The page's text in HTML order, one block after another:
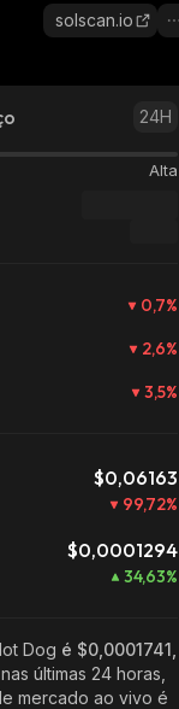
solscan.io
24H
Alta
0,7%
2,6%
3,5%
$0,06163
99,72%
$0,0001294
34,63%
Dog é $0,0001741,
nas últimas 24 horas,
mercado ao vivo é